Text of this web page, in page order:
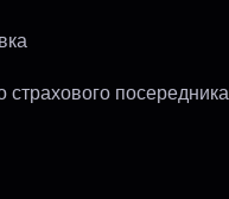
страхового посередника